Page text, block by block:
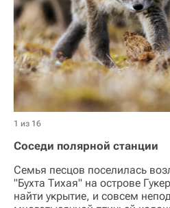
1 из 16
Соседи полярной станции
Семья песцов поселилась
"Бухта Тихая" на острове
найти укрытие, и совсем